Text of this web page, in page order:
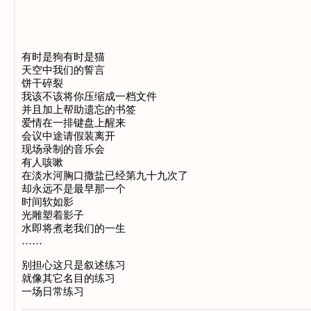
有时是狗有时是猫
天空中我们的誓言
饼干碎裂
我该不该将你压缩成一档文件
并且加上帮助遗忘的书签
爱情在一排键盘上醒来
会议中途请假装离开
现场录制的音乐会
有人咳嗽
在淡水河胸口撒盐已经第九十九次了
却永远不是最早那一个
时间软如影
光雕塑着影子
水即将煮老我们的一生
……
别担心这只是叙述练习
就像其它名目的练习
一场日常练习